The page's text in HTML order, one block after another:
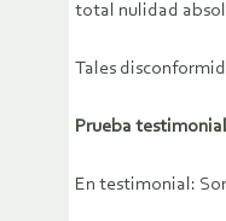
total nulidad
Tales
Prueba testimonial
En testimonial: